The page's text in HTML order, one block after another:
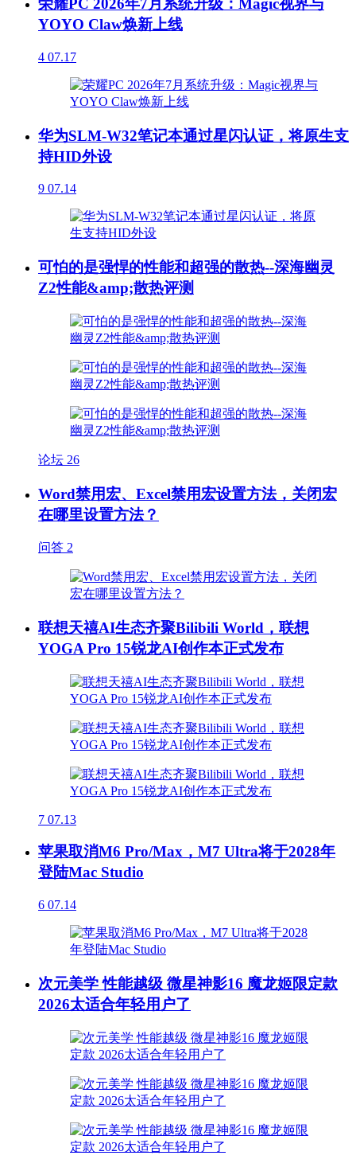
荣耀PC 2026年7月系统升级：Magic视界与
YOYO Claw焕新上线
4 07.17
华为SLM-W32笔记本通过星闪认证，将原生支
持HID外设
9 07.14
可怕的是强悍的性能和超强的散热--深海幽灵
Z2性能&amp;散热评测
论坛 26
Word禁用宏、Excel禁用宏设置方法，关闭宏
在哪里设置方法？
问答 2
联想天禧AI生态齐聚Bilibili World，联想
YOGA Pro 15锐龙AI创作本正式发布
7 07.13
苹果取消M6 Pro/Max，M7 Ultra将于2028年
登陆Mac Studio
6 07.14
次元美学 性能越级 微星神影16 魔龙姬限定款
2026太适合年轻用户了